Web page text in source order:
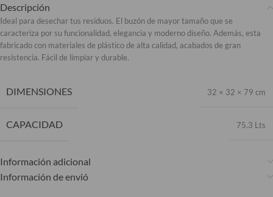
Descripción
Ideal para desechar tus residuos. El buzón de mayor tamaño que se
caracteriza por su funcionalidad, elegancia y moderno diseño. Además, esta
fabricado con materiales de plástico de alta calidad, acabados de gran
resistencia. Fácil de limpiar y durable.
DIMENSIONES 32 × 32 × 79 cm
CAPACIDAD 75.3 Lts
Información adicional
Información de envió